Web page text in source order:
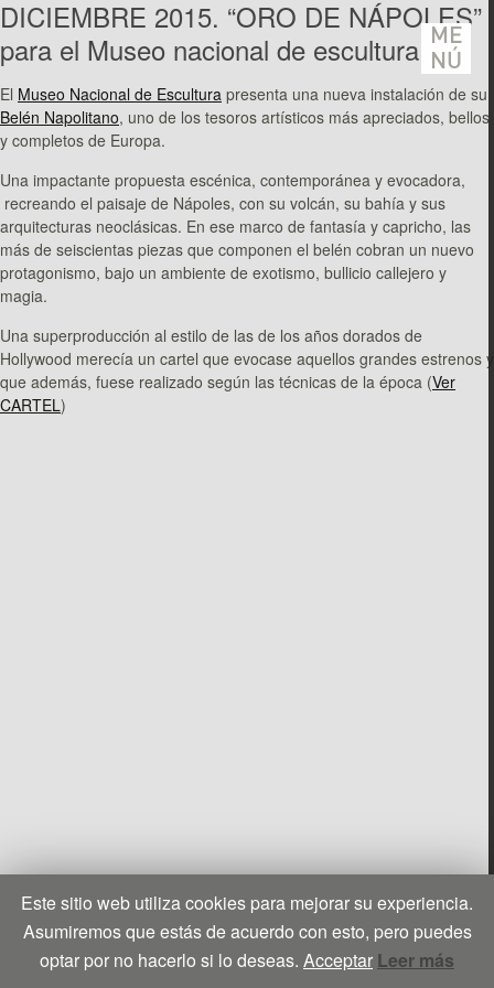
ME
NÚ
DICIEMBRE 2015. “ORO DE NÁPOLES”
para el Museo nacional de escultura.
El Museo Nacional de Escultura presenta una nueva instalación de su
Belén Napolitano, uno de los tesoros artísticos más apreciados, bellos
y completos de Europa.
Una impactante propuesta escénica, contemporánea y evocadora,
recreando el paisaje de Nápoles, con su volcán, su bahía y sus
arquitecturas neoclásicas. En ese marco de fantasía y capricho, las
más de seiscientas piezas que componen el belén cobran un nuevo
protagonismo, bajo un ambiente de exotismo, bullicio callejero y
magia.
Una superproducción al estilo de las de los años dorados de
Hollywood merecía un cartel que evocase aquellos grandes estrenos y
que además, fuese realizado según las técnicas de la época (Ver
CARTEL)
Este sitio web utiliza cookies para mejorar su experiencia.
Asumiremos que estás de acuerdo con esto, pero puedes
optar por no hacerlo si lo deseas. Acceptar Leer más